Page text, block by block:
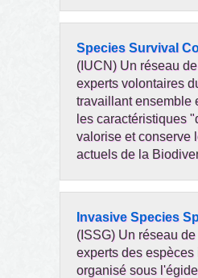
Species Survival
(IUCN) Un réseau
experts volontaires
travaillant ensemble
les caractéristiques
valorise et conserve
actuels de la
Invasive Species
(ISSG) Un réseau
experts des espèces
organisé sous